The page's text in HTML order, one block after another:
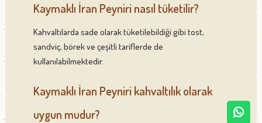
Kaymaklı İran Peyniri nasıl tüketilir?
Kahvaltılarda sade olarak tüketilebildiği gibi tost,
sandviç, börek ve çeşitli tariflerde de
kullanılabilmektedir.
Kaymaklı İran Peyniri kahvaltılık olarak
uygun mudur?